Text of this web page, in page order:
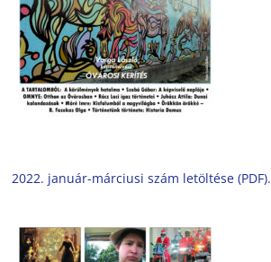
2022. január-márciusi szám letöltése (PDF).